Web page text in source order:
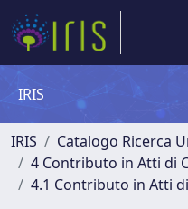
IRIS
IRIS
Catalogo Ricerca
4 Contributo in Atti di
4.1 Contributo in Atti